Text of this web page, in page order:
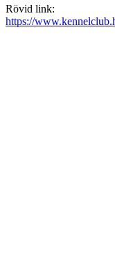
Rövid link:
https://